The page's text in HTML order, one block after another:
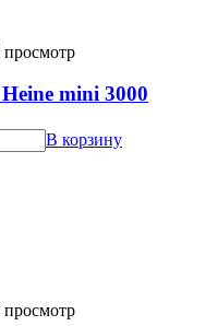
mini 3000
В корзину